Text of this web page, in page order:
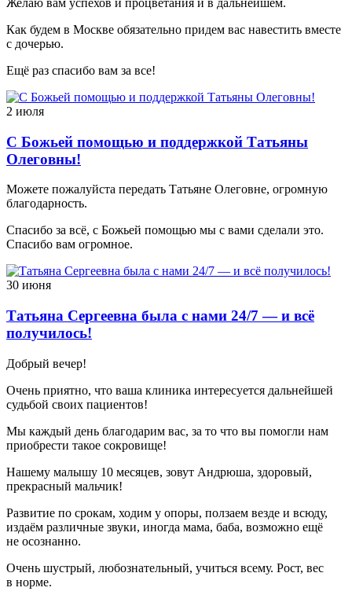
Как будем в Москве обязательно придем вас навестить вместе
с дочерью.
Ещё раз спасибо вам за все!
2 июля
С Божьей помощью и поддержкой Татьяны
Олеговны!
Можете пожалуйста передать Татьяне Олеговне, огромную
благодарность.
Спасибо за всё, с Божьей помощью мы с вами сделали это.
Спасибо вам огромное.
30 июня
Татьяна Сергеевна была с нами 24/7 — и всё
получилось!
Добрый вечер!
Очень приятно, что ваша клиника интересуется дальнейшей
судьбой своих пациентов!
Мы каждый день благодарим вас, за то что вы помогли нам
приобрести такое сокровище!
Нашему малышу 10 месяцев, зовут Андрюша, здоровый,
прекрасный мальчик!
Развитие по срокам, ходим у опоры, ползаем везде и всюду,
издаём различные звуки, иногда мама, баба, возможно ещё
не осознанно.
Очень шустрый, любознательный, учиться всему. Рост, вес
в норме.